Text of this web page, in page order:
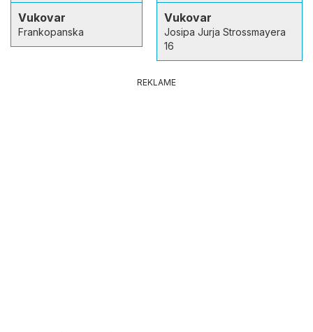
Vukovar
Frankopanska
Vukovar
Josipa Jurja Strossmayera
16
REKLAME